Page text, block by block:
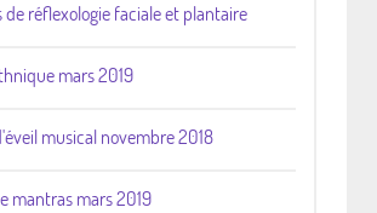
de réflexologie faciale et plantaire
mars 2019
musical novembre 2018
mantras mars 2019